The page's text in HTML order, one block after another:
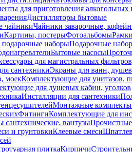
для приготовления алкогольных
Дистилляторы бытовые
чайникиЧайники заварочные,
Картины, постерыФотоальбомы
наборыПодарочные
Бытовые насосы
для магистральных
сантехникиЭкраны для ванн,
моекКомплектующие для унитазов,
для душевых кабин, уголков
Инсталляции для сантехники
Монтажные комплекты
ФитингиКомплектующие для
сантехнические, вантузы
и грунтовкиКлеевые смеси
плиткаКирпичи